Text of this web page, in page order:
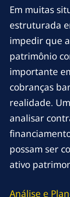
Em muitas
estruturada
impedir que
patrimônio
importante
cobranças
realidade.
analisar
possam ser
ativo
Análise e